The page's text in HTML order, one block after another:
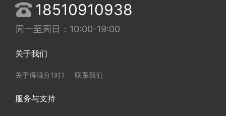
18510910938
周一至周日：10:00-19:00
关于我们
关于得满分1对1 联系我们
服务与支持